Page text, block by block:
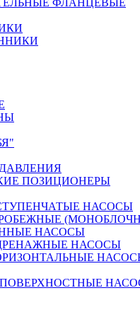
ПОЗИЦИОНЕРЫ
НАСОСЫ
НАСОСЫ
НАСОСЫ
45705.00
от - 15 °С до + 150